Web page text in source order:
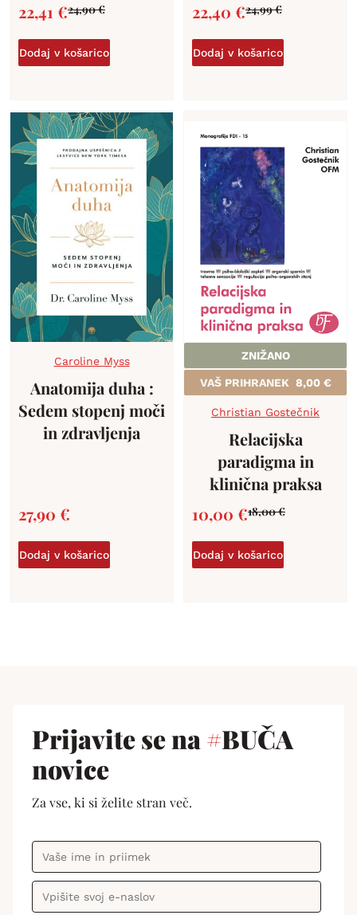
24,90€
22,41 €
Dodaj v košarico
24,99€
22,40 €
Dodaj v košarico
Caroline Myss
Anatomija duha :
Sedem stopenj moči
in zdravljenja
27,90 €
Dodaj v košarico
ZNIŽANO
VAŠ PRIHRANEK 8,00 €
Christian Gostečnik
Relacijska
paradigma in
klinična praksa
18,00€
10,00 €
Dodaj v košarico
Prijavite se na#BUČA
novice
Za vse, ki si želite stran več.